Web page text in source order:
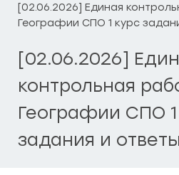
[02.06.2026] Единая
Географии СПО 1 курс
[02.06.2026]
контрольная
Географии СПО 1
задания и ответы